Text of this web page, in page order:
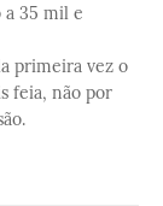
a 35 mil e
primeira vez o
feia, não por